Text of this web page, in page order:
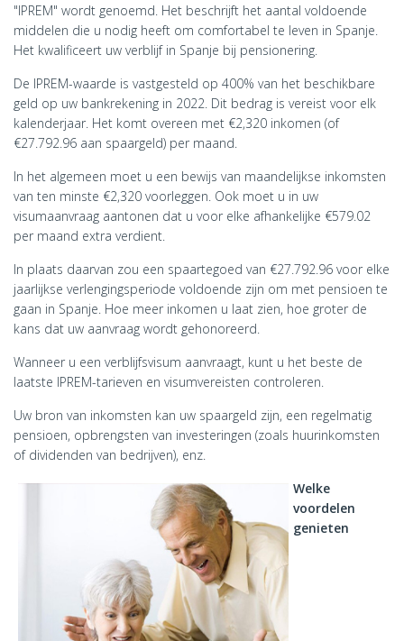
"IPREM" wordt genoemd. Het beschrijft het aantal voldoende
middelen die u nodig heeft om comfortabel te leven in Spanje.
Het kwalificeert uw verblijf in Spanje bij pensionering.
De IPREM-waarde is vastgesteld op 400% van het beschikbare
geld op uw bankrekening in 2022. Dit bedrag is vereist voor elk
kalenderjaar. Het komt overeen met €2,320 inkomen (of
€27.792.96 aan spaargeld) per maand.
In het algemeen moet u een bewijs van maandelijkse inkomsten
van ten minste €2,320 voorleggen. Ook moet u in uw
visumaanvraag aantonen dat u voor elke afhankelijke €579.02
per maand extra verdient.
In plaats daarvan zou een spaartegoed van €27.792.96 voor elke
jaarlijkse verlengingsperiode voldoende zijn om met pensioen te
gaan in Spanje. Hoe meer inkomen u laat zien, hoe groter de
kans dat uw aanvraag wordt gehonoreerd.
Wanneer u een verblijfsvisum aanvraagt, kunt u het beste de
laatste IPREM-tarieven en visumvereisten controleren.
Uw bron van inkomsten kan uw spaargeld zijn, een regelmatig
pensioen, opbrengsten van investeringen (zoals huurinkomsten
of dividenden van bedrijven), enz.
Welke
voordelen
genieten